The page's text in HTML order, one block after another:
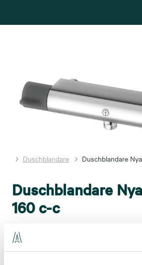
Duschblandare Duschblandare
Duschblandare
160 c-c